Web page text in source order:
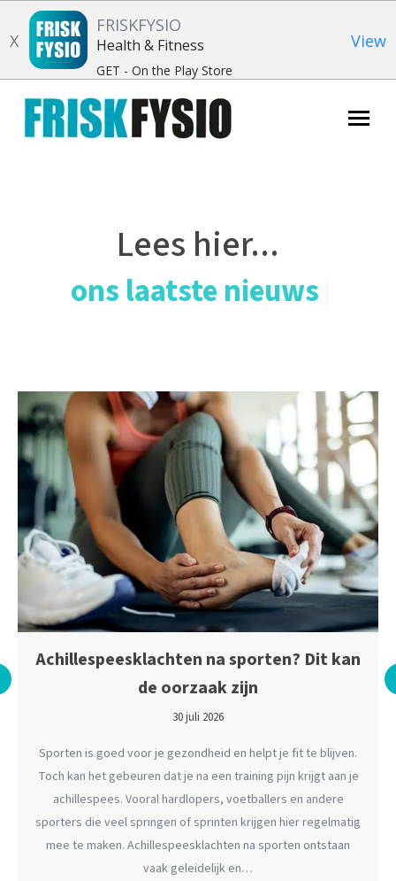
X
FRISKFYSIO
Health & Fitness
GET - On the Play Store
View
Lees hier...
ons laatste nieuws
Achillespeesklachten na sporten? Dit kan
de oorzaak zijn
30 juli 2026
Sporten is goed voor je gezondheid en helpt je fit te blijven.
Toch kan het gebeuren dat je na een training pijn krijgt aan je
achillespees. Vooral hardlopers, voetballers en andere
sporters die veel springen of sprinten krijgen hier regelmatig
mee te maken. Achillespeesklachten na sporten ontstaan
vaak geleidelijk en…